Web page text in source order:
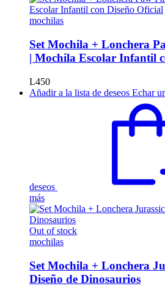
mochilas
Set Mochila + Lonchera
| Mochila Escolar Infantil
L450
Añadir a la lista de deseos Echar
deseos
más
Out of stock
mochilas
Set Mochila + Lonchera
Diseño de Dinosaurios